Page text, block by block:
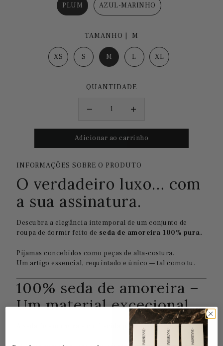
PLUM AZUL-MARINHO
TAMANHO | M
XS S M L XL
QUANTIDADE
INFORMAÇÕES SOBRE O PRODUTO
O verdadeiro luxo… com
a sua assinatura.
Descubra a elegância intemporal de um conjunto de
roupa de dormir feito de seda de amoreira 100% pura.
Pijamas concebidos como peças de alta-costura.
Um artigo essencial, requintado e único — tal como tu.
100% seda de amoreira –
Um material excecional
A seda de amoreira é conhecida por: